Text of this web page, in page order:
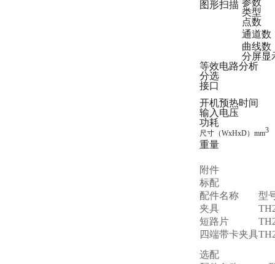
图形扫描 参数
类型
点数
通道数
曲线数
分屏显
等效电路分析
分选
接口
开机预热时间
输入电压
功耗
尺寸（WxHxD）mm3
重量
附件
标配
配件名称
型
夹具
短路片
四端带卡夹具
选配